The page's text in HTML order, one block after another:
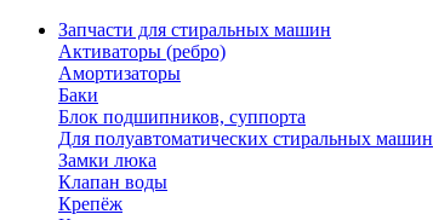
Запчасти для стиральных машин
Активаторы (ребро)
Амортизаторы
Баки
Блок подшипников, суппорта
Для полуавтоматических стиральных машин
Замки люка
Клапан воды
Крепёж